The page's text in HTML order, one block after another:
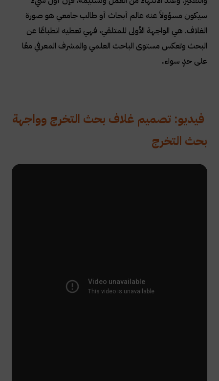
سيكون مسؤولاً عنه عالم أبحاث أو طالب جامعي هو صورة
الغلاف. هي الواجهة الأولى للمتلقي، فهي تعطيه انطباعًا عن
البحث وتعكس مستوى الباحث العلمي والمشرف المعرفي معًا
على حدٍ سواء.
فيديو: تصميم غلاف بحث التخرج وواجهة
بحث التخرج